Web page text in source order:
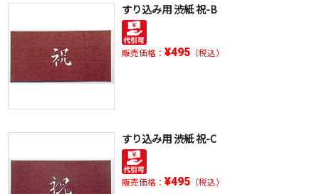
すり込み用 渋紙 祝-B
販売価格： ¥495（税込）
すり込み用 渋紙 祝-C
販売価格： ¥495（税込）